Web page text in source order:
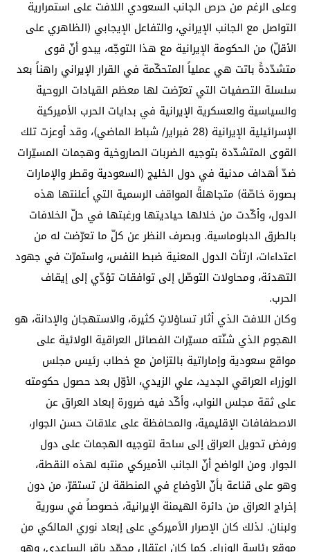
وعلى الرغم من حرص الجانب السعودي اللافت على استمرارية
التواصل مع الجانب الإيراني، والتفاعل الإيجابي (الظاهري على
الأقلّ) من الحكومة الإيرانية مع هذا التوجّه، يبدو أنّ قوى
متشدّدةً باتت هي عملياً المتحكّمة في القرار الإيراني راهناً بعد
سلسلة التصفيات التي تعرّضت لها معظم القيادات الروحية
والسياسية والعسكرية الإيرانية في بدايات الحرب الأميركية
الإسرائيلية الإيرانية (28 فبراير/ شباط الماضي)، وقد أوعزت تلك
القوى المتشدّدة بتوجيه الضربات الصاروخية وهجمات المسيّرات
ضدّ أهداف مدنية في دول الخليج (السعودية وقطر والإمارات
بصورة خاصّة) متجاهلةً المواقف الرسمية التي أعلنتها هذه
الدول، وأكّدت من خلالها حياديتها ورغبتها في حلّ الخلافات
بالطرق الدبلوماسية. وبصرف النظر عن كلّ ما تعرّضت له من
اعتداءات، ارتأت الدول المعنية ضبط النفس، واستمرّت في جهود
التهدئة، ومحاولات التوصّل إلى توافقات تؤدّي إلى إيقاف
الحرب.
وكان اللافت الذي أثار تساؤلاتٍ كثيرة، والاستهجان والإدانة، هو
الهجوم الذي شنّته مسيّرات الفصائل العراقية الولائية على
مواقع سعودية وإماراتية بالتزامن مع خطاب رئيس مجلس
الوزراء العراقي الجديد، علي الزيدي، الأوّل بعد حصول حكومته
على ثقة مجلس النواب، وأكّد فيه ضرورة إبعاد العراق عن
الاصطفافات الإقليمية، والمحافظة على علاقات حسن الجوار،
ورفض تحويل العراق إلى ساحة لتوجيه الهجمات على دول
الجوار. ومن الواضح أنّ الجانب الأميركي منتبه لهذه النقطة،
وهو على قناعة بأنّ الأوضاع في المنطقة لن تستقرّ، من دون
إخراج العراق من دائرة الهيمنة الإيرانية، خصوصاً في سورية
ولبنان. لذلك كان الإصرار الأميركي على إبعاد نوري المالكي من
موقع رئاسة الوزراء. كما كان اعتقال محمّد باقر الساعدي، وهو